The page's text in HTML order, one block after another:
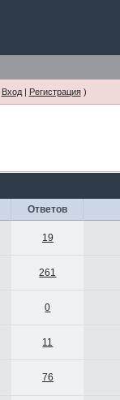
Вход| Регистрация)
Ответов
19
261
0
11
76